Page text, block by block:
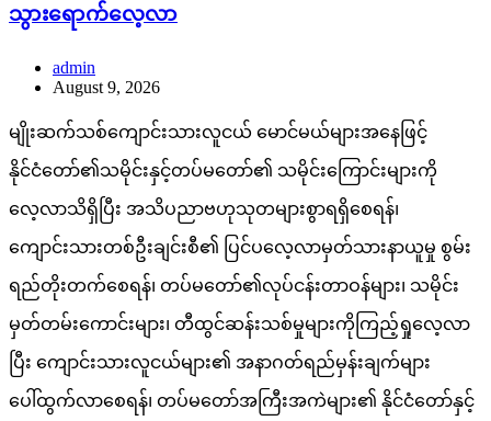
သွားရောက်လေ့လာ
admin
August 9, 2026
မျိုးဆက်သစ်ကျောင်းသားလူငယ် မောင်မယ်များအနေဖြင့်
နိုင်ငံတော်၏သမိုင်းနှင့်တပ်မတော်၏ သမိုင်းကြောင်းများကို
လေ့လာသိရှိပြီး အသိပညာဗဟုသုတများစွာရရှိစေရန်၊
ကျောင်းသားတစ်ဦးချင်းစီ၏ ပြင်ပလေ့လာမှတ်သားနာယူမှု စွမ်း
ရည်တိုးတက်စေရန်၊ တပ်မတော်၏လုပ်ငန်းတာဝန်များ၊ သမိုင်း
မှတ်တမ်းကောင်းများ၊ တီထွင်ဆန်းသစ်မှုများကိုကြည့်ရှုလေ့လာ
ပြီး ကျောင်းသားလူငယ်များ၏ အနာဂတ်ရည်မှန်းချက်များ
ပေါ်ထွက်လာစေရန်၊ တပ်မတော်အကြီးအကဲများ၏ နိုင်ငံတော်နှင့်